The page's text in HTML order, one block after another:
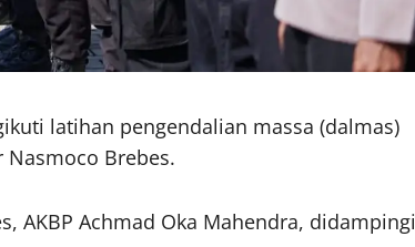
latihan pengendalian massa (dalmas)
Nasmoco Brebes.
AKBP Achmad Oka Mahendra, didampingi